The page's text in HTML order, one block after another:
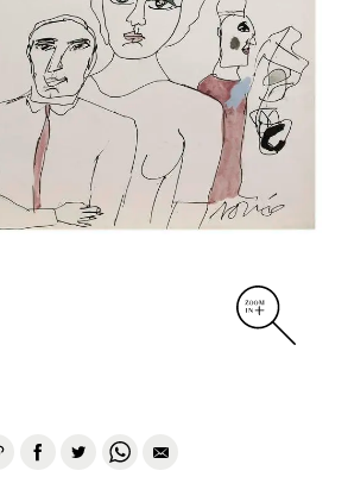
1945-1949
1950-1954
1955-1959
1960-1964
1964-1969
1970-1974
1975-1980